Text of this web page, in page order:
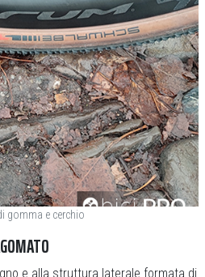
gomma e cerchio
e alla struttura laterale formata di